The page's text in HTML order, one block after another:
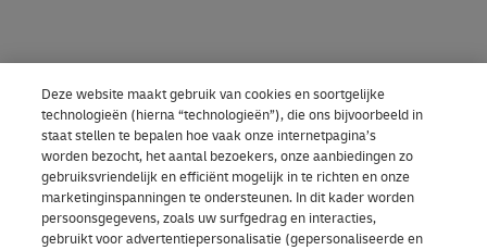
Deze website maakt gebruik van cookies en soortgelijke
technologieën (hierna “technologieën”), die ons bijvoorbeeld in
staat stellen te bepalen hoe vaak onze internetpagina’s
worden bezocht, het aantal bezoekers, onze aanbiedingen zo
gebruiksvriendelijk en efficiënt mogelijk in te richten en onze
marketinginspanningen te ondersteunen. In dit kader worden
persoonsgegevens, zoals uw surfgedrag en interacties,
gebruikt voor advertentiepersonalisatie (gepersonaliseerde en